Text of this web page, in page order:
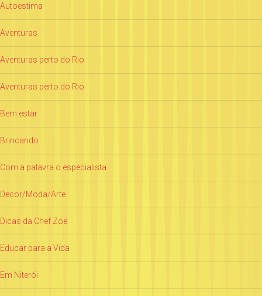
Autoestima
Aventuras
Aventuras perto do Rio
Aventuras perto do Rio
Bem estar
Brincando
Com a palavra o especialista
Decor/Moda/Arte
Dicas da Chef Zoë
Educar para a Vida
Em Niterói